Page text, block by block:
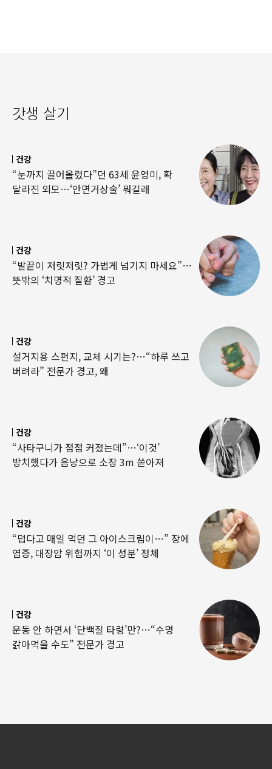
갓생 살기
건강
“눈까지 끌어올렸다”던 63세 윤영미, 확
달라진 외모…‘안면거상술’ 뭐길래
건강
“발끝이 저릿저릿? 가볍게 넘기지 마세요”…
뜻밖의 ‘치명적 질환’ 경고
건강
설거지용 스펀지, 교체 시기는?…“하루 쓰고
버려라” 전문가 경고, 왜
건강
“사타구니가 점점 커졌는데”…‘이것’
방치했다가 음낭으로 소장 3m 쏟아져
건강
“덥다고 매일 먹던 그 아이스크림이…” 장에
염증, 대장암 위험까지 ‘이 성분’ 정체
건강
운동 안 하면서 ‘단백질 타령’만?…“수명
갉아먹을 수도” 전문가 경고